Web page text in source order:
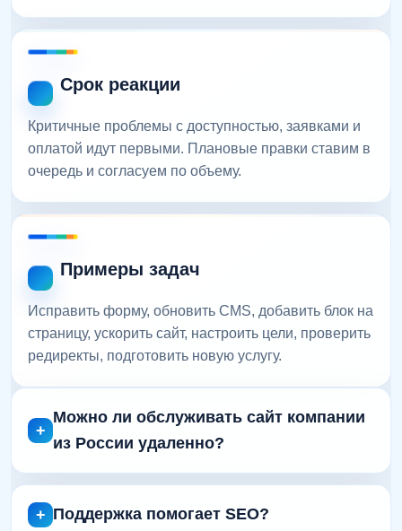
Срок реакции
Критичные проблемы с доступностью, заявками и
оплатой идут первыми. Плановые правки ставим в
очередь и согласуем по объему.
Примеры задач
Исправить форму, обновить CMS, добавить блок на
страницу, ускорить сайт, настроить цели, проверить
редиректы, подготовить новую услугу.
Можно ли обслуживать сайт компании
из России удаленно?
Поддержка помогает SEO?